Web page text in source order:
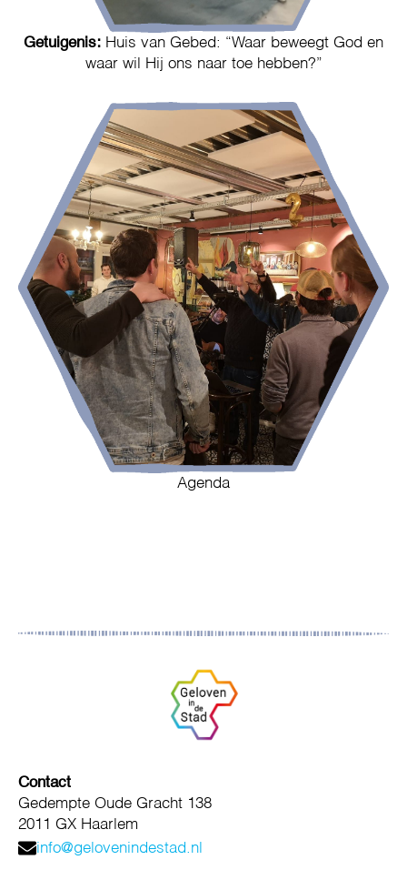
Getuigenis: Huis van Gebed: “Waar beweegt God en
waar wil Hij ons naar toe hebben?”
Agenda
Contact
Gedempte Oude Gracht 138
2011 GX Haarlem
info@gelovenindestad.nl